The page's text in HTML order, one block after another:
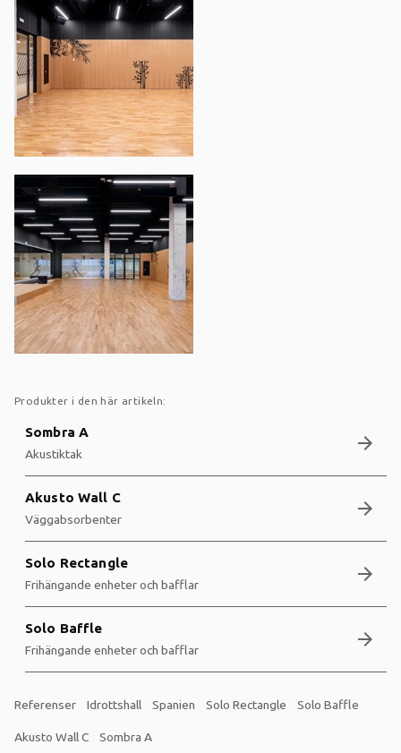
Produkter i den här artikeln:
Sombra A
Akustiktak arrow_forward
Akusto Wall C
Väggabsorbenter arrow_forward
Solo Rectangle
Frihängande enheter och bafflar arrow_forward
Solo Baffle
Frihängande enheter och bafflar arrow_forward
Referenser Idrottshall Spanien Solo Rectangle Solo Baffle
Akusto Wall C Sombra A